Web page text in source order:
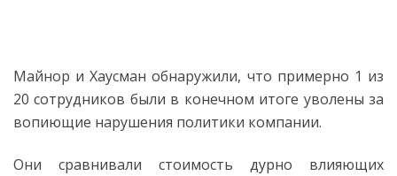
Майнор и Хаусман обнаружили, что примерно 1 из
20 сотрудников были в конечном итоге уволены за
вопиющие нарушения политики компании.
Они сравнивали стоимость дурно влияющих